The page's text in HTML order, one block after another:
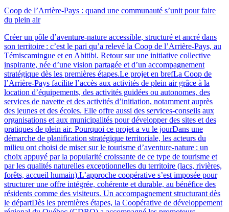
Coop de l’Arrière-Pays : quand une communauté s’unit pour faire
du plein air
Créer un pôle d’aventure-nature accessible, structuré et ancré dans
son territoire : c’est le pari qu’a relevé la Coop de l’Arrière-Pays, au
Témiscamingue et en Abitibi. Retour sur une initiative collective
inspirante, née d’une vision partagée et d’un accompagnement
stratégique dès les premières étapes.Le projet en brefLa Coop de
l’Arrière-Pays facilite l’accès aux activités de plein air grâce à la
location d’équipements, des activités guidées ou autonomes, des
services de navette et des activités d’initiation, notamment auprès
des jeunes et des écoles. Elle offre aussi des services‑conseils aux
organisations et aux municipalités pour développer des sites et des
pratiques de plein air. Pourquoi ce projet a vu le jourDans une
démarche de planification stratégique territoriale, les acteurs du
milieu ont choisi de miser sur le tourisme d’aventure‑nature : un
choix appuyé par la popularité croissante de ce type de tourisme et
par les qualités naturelles exceptionnelles du territoire (lacs, rivières,
forêts, accueil humain).L’approche coopérative s’est imposée pour
structurer une offre intégrée, cohérente et durable, au bénéfice des
résidents comme des visiteurs. Un accompagnement structurant dès
le départDès les premières étapes, la Coopérative de développement